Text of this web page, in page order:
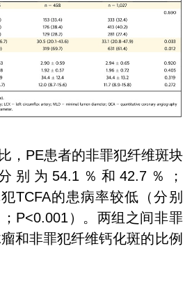
， PE患者的非罪犯纤维斑块
别为 54.1 ％和 42.7％；
TCFA的患病率较低（分别
P<0.001 ）。两组之间非罪
和非罪犯纤维钙化斑的比例